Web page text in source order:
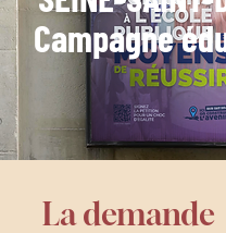
Campagne
La demande